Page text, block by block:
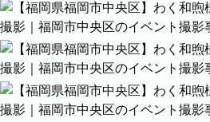
ビジネス
建築・不動産
民泊 店
ネット予約
空き状況の確認からご予約まで
作例情報